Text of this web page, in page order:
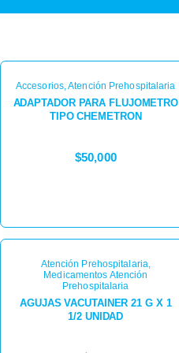
Accesorios,Atención Prehospitalaria
ADAPTADOR PARA FLUJOMETRO
TIPO CHEMETRON
$50,000
Atención Prehospitalaria,
Medicamentos Atención
Prehospitalaria
AGUJAS VACUTAINER 21 G X 1
1/2 UNIDAD